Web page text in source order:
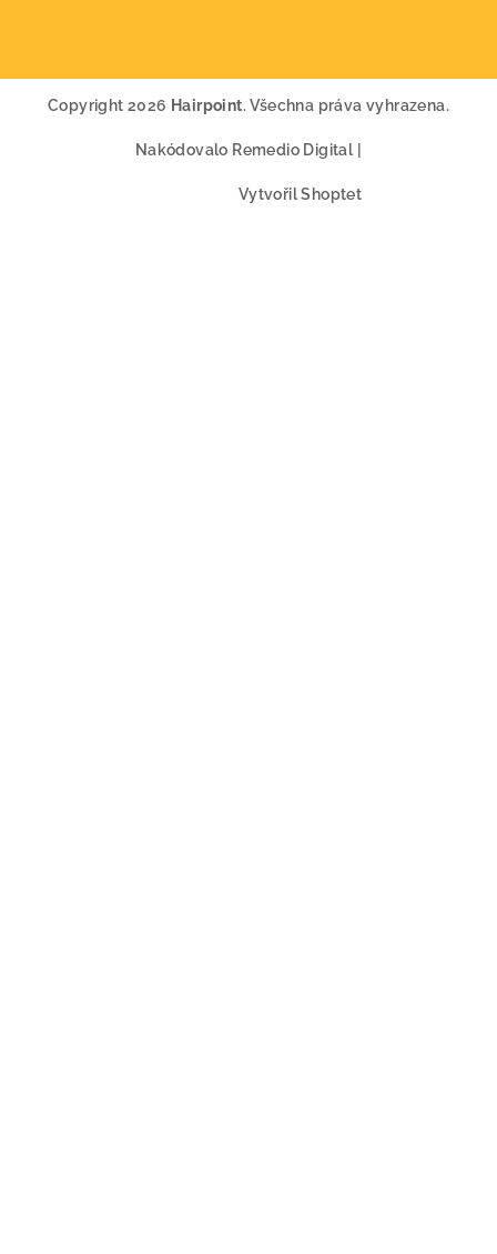
Copyright 2026 Hairpoint. Všechna práva vyhrazena.
Nakódovalo Remedio Digital
Vytvořil Shoptet